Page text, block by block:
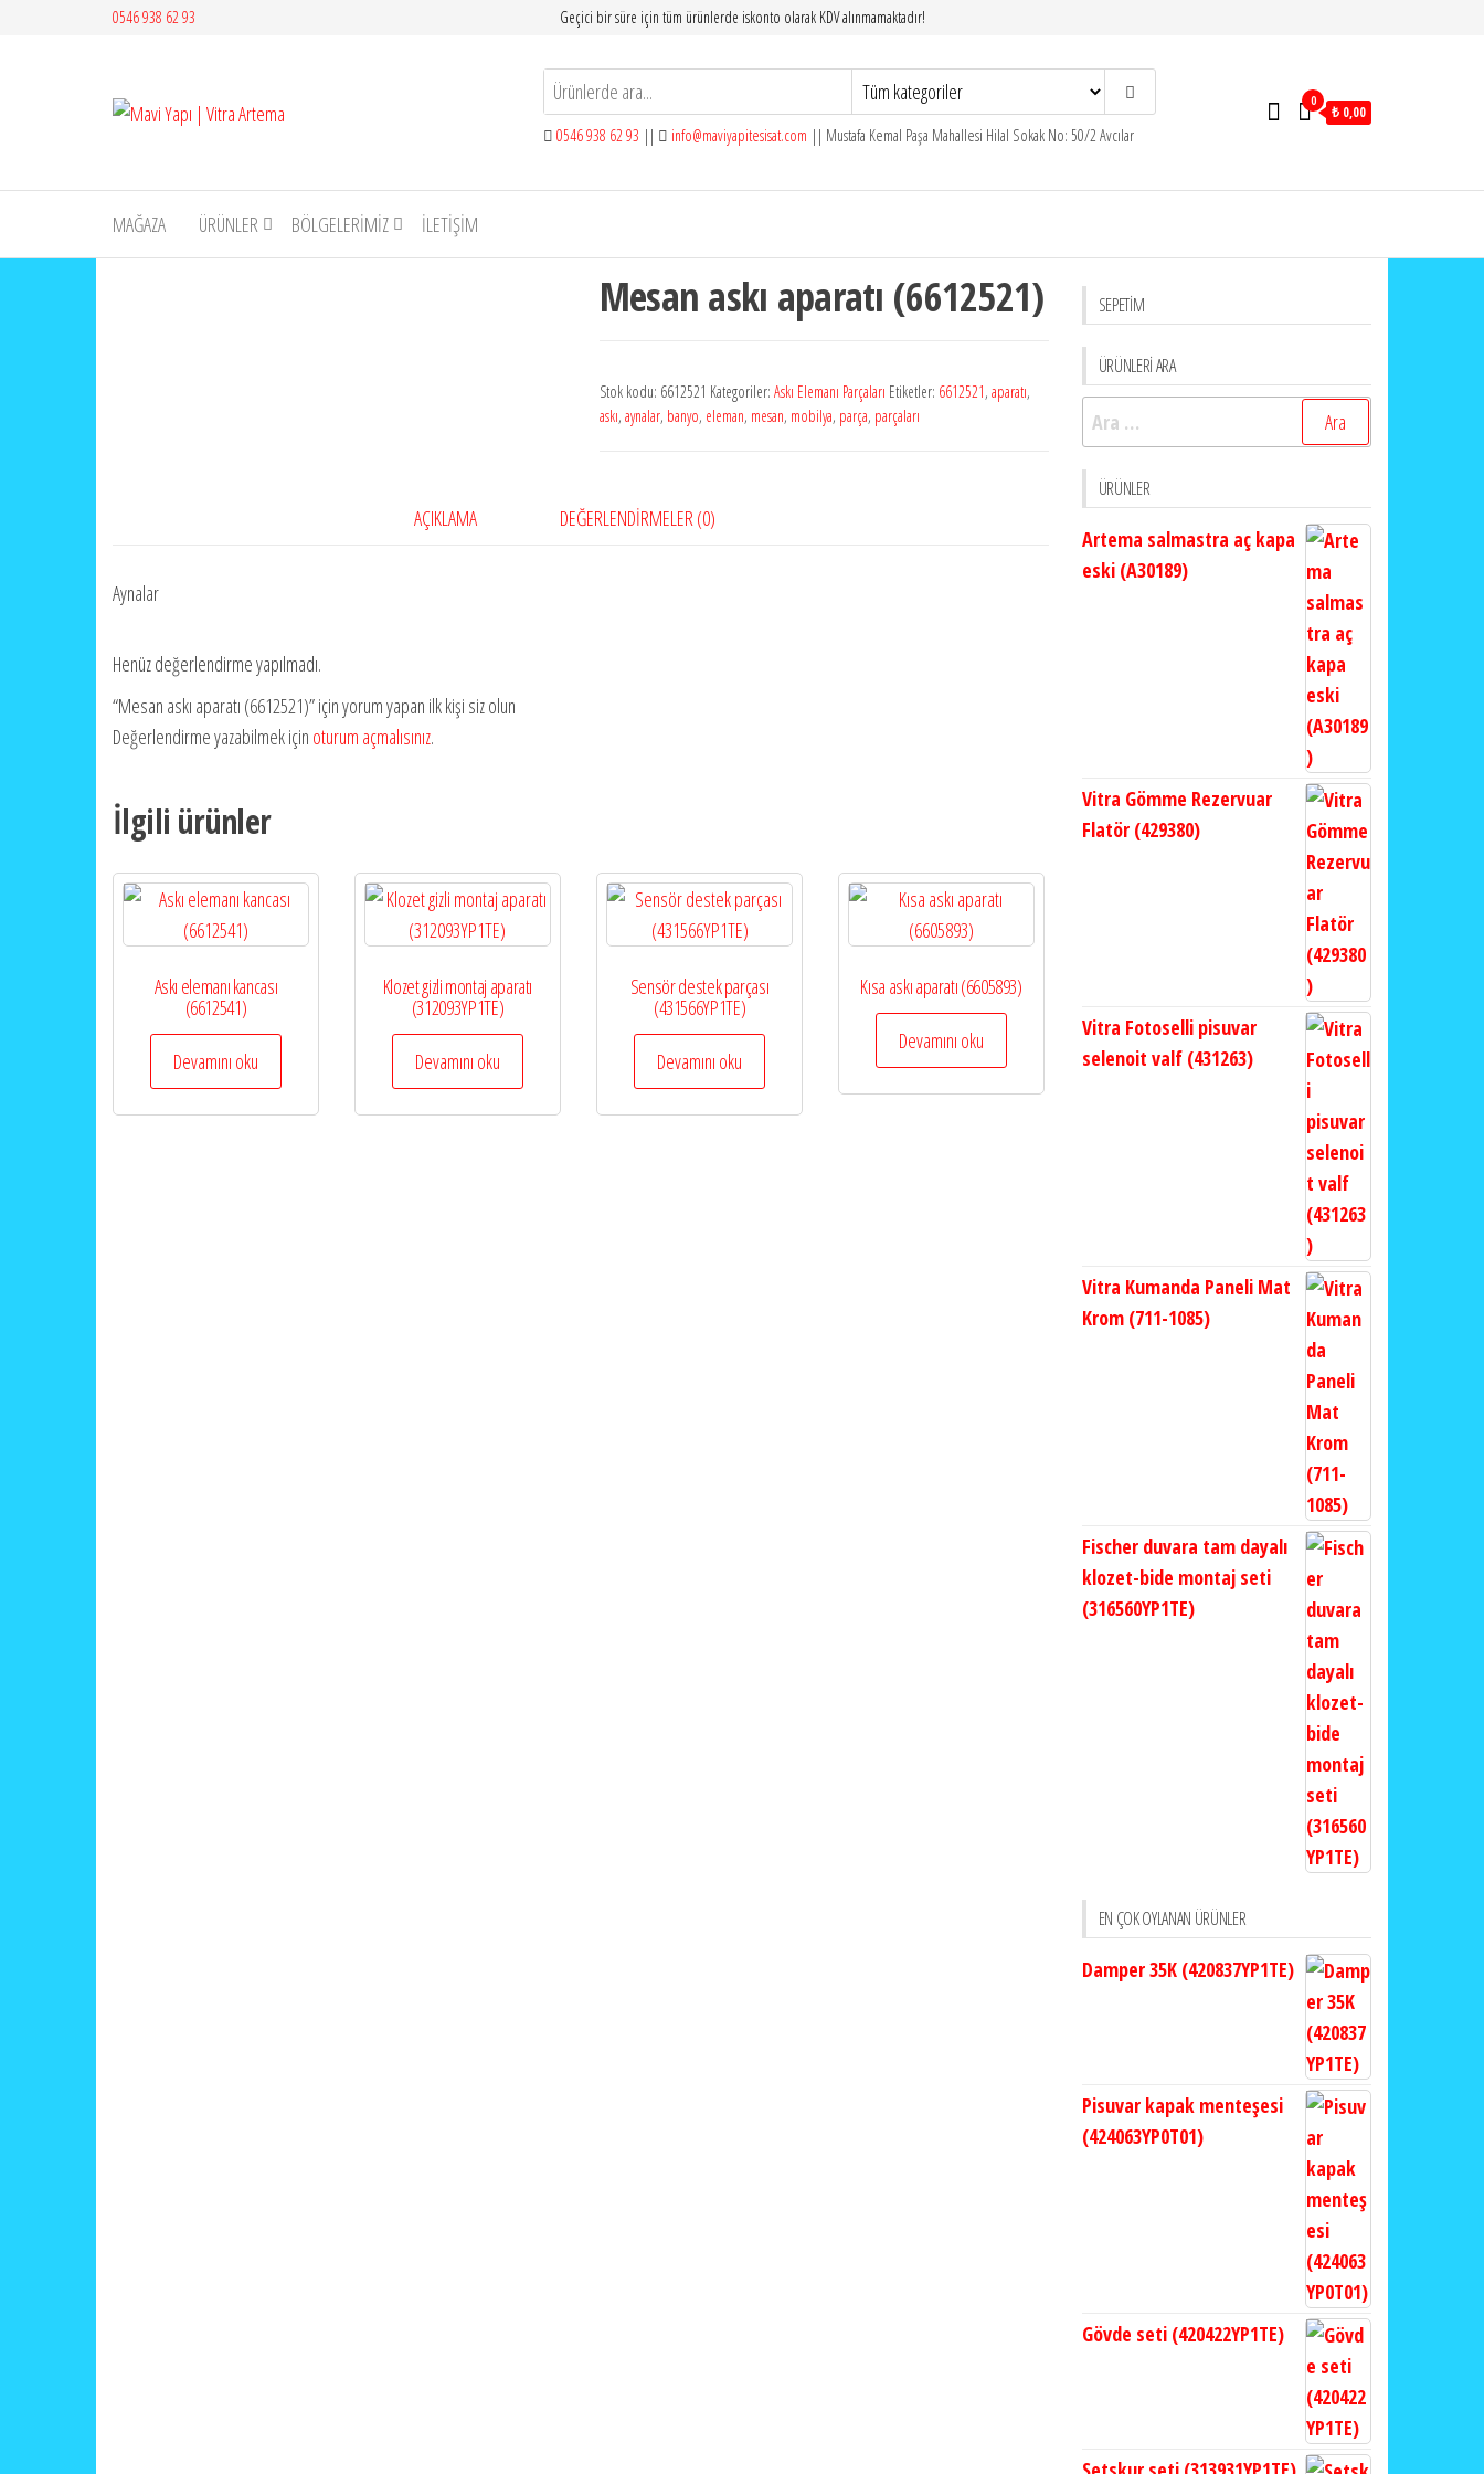
0546 938 62 93 Geçici bir süre için tüm ürünlerde iskonto olarak KDV alınmamaktadır!
Vitra
Artema
0546 938 62 93 || info@maviyapitesisat.com || Mustafa Kemal Paşa Mahallesi Hilal Sokak No: 50/2 Avcılar
0
₺ 0,00
MAĞAZA ÜRÜNLER BÖLGELERİMİZ İLETIŞIM
Mesan askı aparatı (6612521)
Stok kodu: 6612521 Kategoriler: Askı Elemanı Parçaları Etiketler: 6612521, aparatı,
askı, aynalar, banyo, eleman, mesan, mobilya, parça, parçaları
AÇIKLAMA DEĞERLENDIRMELER (0)
Aynalar
Henüz değerlendirme yapılmadı.
“Mesan askı aparatı (6612521)” için yorum yapan ilk kişi siz olun
Değerlendirme yazabilmek için oturum açmalısınız.
İlgili ürünler
Askı elemanı kancası
(6612541)
Devamını oku
Klozet gizli montaj aparatı
(312093YP1TE)
Devamını oku
Sensör destek parçası
(431566YP1TE)
Devamını oku
Kısa askı aparatı (6605893)
Devamını oku
SEPETİM
ÜRÜNLERİ ARA
Arama:
ÜRÜNLER
Artema salmastra aç kapa
eski (A30189)
Vitra Gömme Rezervuar
Flatör (429380)
Vitra Fotoselli pisuvar
selenoit valf (431263)
Vitra Kumanda Paneli Mat
Krom (711-1085)
Fischer duvara tam dayalı
klozet-bide montaj seti
(316560YP1TE)
EN ÇOK OYLANAN ÜRÜNLER
Damper 35K (420837YP1TE)
Pisuvar kapak menteşesi
(424063YP0T01)
Gövde seti (420422YP1TE)